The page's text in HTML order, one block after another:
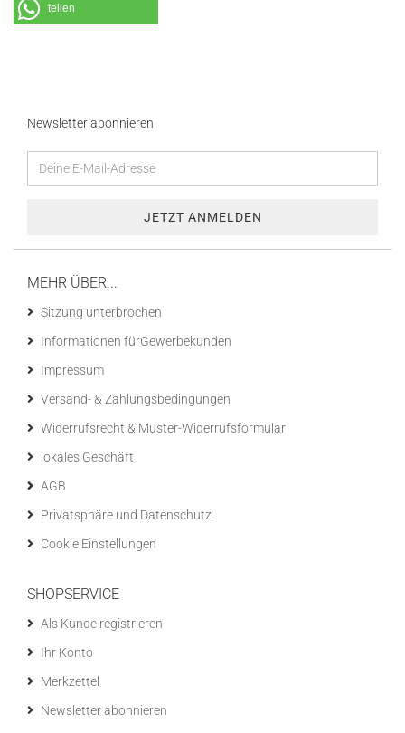
teilen
Newsletter abonnieren
MEHR ÜBER...
Sitzung unterbrochen
Informationen fürGewerbekunden
Impressum
Versand- & Zahlungsbedingungen
Widerrufsrecht & Muster-Widerrufsformular
lokales Geschäft
AGB
Privatsphäre und Datenschutz
Cookie Einstellungen
SHOPSERVICE
Als Kunde registrieren
Ihr Konto
Merkzettel
Newsletter abonnieren